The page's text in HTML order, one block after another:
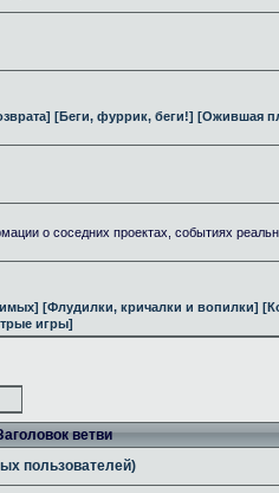
[Беги, фуррик, беги!] [Ожившая
о соседних проектах, событиях
[Флудилки, кричалки и вопилки]
игры]
ветви
пользователей)